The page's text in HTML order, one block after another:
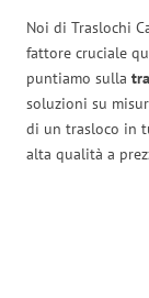
Noi di Traslochi
fattore cruciale
puntiamo sulla
soluzioni su
di un trasloco in
alta qualità a